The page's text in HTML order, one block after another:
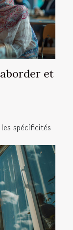
et
spécificités